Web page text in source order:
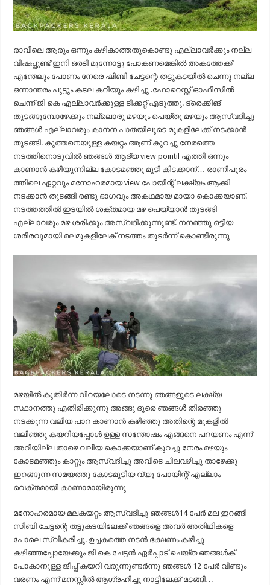
രാവിലെ ആരും ഒന്നും കഴികാത്തതുകൊണ്ടു എല്ലാവർക്കും നല്ല
വിഷപ്പുണ്ട് ഇനി ഒരടി മുന്നോട്ടു പോകണമെങ്കിൽ അകത്തേക്ക്
എന്തേലും പോണം നേരെ ഷിബി ചേട്ടന്റെ തട്ടുകടയിൽ ചെന്നു നല്ല
ഒന്നാന്തരം പുട്ടും കടല കറിയും കഴിച്ചു .ഫോറെസ്റ്റ് ഓഫീസിൽ
ചെന്ന് ജി കെ എല്ലാവർക്കുള്ള ടിക്കറ്റ് എടുത്തു. ട്രെക്കിങ്
തുടങ്ങുമ്പോഴേക്കും നല്ലൊരു മഴയും പെയ്തു മഴയും ആസ്വദിച്ചു
ഞങ്ങൾ എല്ലാവരും കാനന പാതയിലൂടെ മുകളിലേക്ക് നടക്കാൻ
തുടങ്ങി. കുത്തനെയുള്ള കയറ്റം ആണ് കുറച്ചു നേരത്തെ
നടത്തിനൊടുവിൽ ഞങ്ങൾ ആദ്യ view pointil എത്തി ഒന്നും
കാണാൻ കഴിയുന്നില്ല കോടമഞ്ഞു മൂടി കിടക്കാന്… രാണിപുരം
ത്തിലെ ഏറ്റവും മനോഹരമായ view പോയിന്റ് ലക്ഷ്യം ആക്കി
നടക്കാൻ തുടങ്ങി രണ്ടു ഭാഗവും അകഥമായ മായാ കൊക്കയാണ്.
നടത്തത്തിൽ ഇടയിൽ ശക്തമായ മഴ പെയ്യാൻ തുടങ്ങി
എല്ലാവരും മഴ ശരിക്കും അസ്വദിക്കുന്നുണ്ട്. നനഞ്ഞു ഒട്ടിയ
ശരീരവുമായി മലമുകളിലേക് നടത്തം തുടർന്ന് കൊണ്ടിരുന്നു…
മഴയിൽ കുതിർന്ന വിറയലോടെ നടന്നു ഞങ്ങളുടെ ലക്ഷ്യ
സ്ഥാനത്തു എതിരിക്കുന്നു അങ്ങു ദൂരെ ഞങ്ങൾ തിരഞ്ഞു
നടക്കുന്ന വലിയ പാറ കാണാൻ കഴിഞ്ഞു അതിന്റെ മുകളിൽ
വലിഞ്ഞു കയറിയപ്പോൾ ഉള്ള സന്തോഷം എങ്ങനെ പറയണം എന്ന്
അറിയില്ല താഴെ വലിയ കൊക്കയാണ് കുറച്ചു നേരം മഴയും
കോടമഞ്ഞും കാറ്റും ആസ്വദിച്ചു അവിടെ ചിലവഴിച്ചു താഴേക്കു
ഇറങ്ങുന്ന സമയത്തു കോടമൂടിയ വ്യൂ പോയിന്റ് എല്ലാം
വെക്തമായി കാണാമായിരുന്നു…
മനോഹരമായ മലകയറ്റം ആസ്വദിച്ചു ഞങ്ങൾ14 പേർ മല ഇറങ്ങി
സിബി ചേട്ടന്റെ തട്ടുകടയിലേക്ക് ഞങ്ങളെ അവർ അതിഥികളെ
പോലെ സ്വീകരിച്ചു. ഉച്ചകത്തെ നടൻ ഭക്ഷണം കഴിച്ചു
കഴിഞ്ഞപ്പോയേക്കും ജി കെ ചേട്ടൻ ഏർപ്പാട് ചെയ്ത ഞങ്ങൾക്
പോകാനുള്ള ജീപ്പ് കയറി വരുന്നുണ്ടർന്നു ഞങ്ങൾ 12 പേർ വീണ്ടും
വരണം എന്ന് മനസ്സിൽ ആഗ്രഹിച്ചു നാട്ടിലേക്ക് മടങ്ങി…